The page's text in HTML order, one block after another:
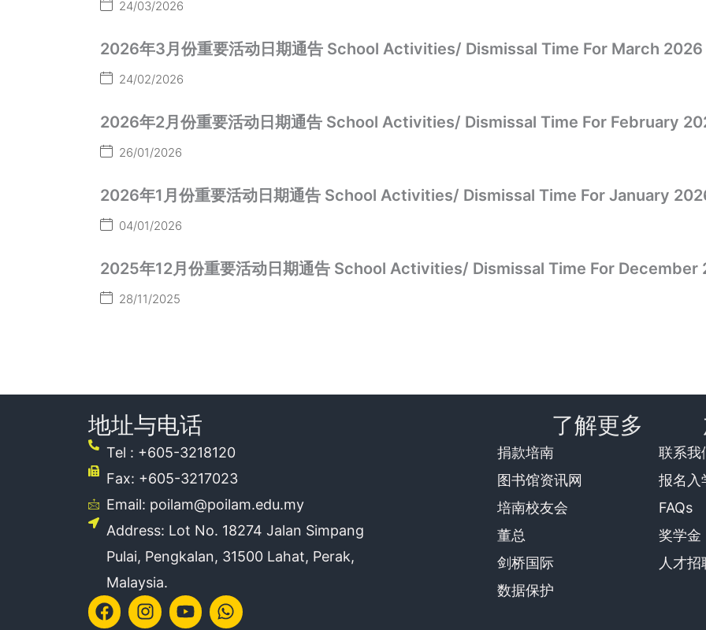
24/03/2026
2026年3月份重要活动日期通告 School Activities/ Dismissal Time For March 2026
24/02/2026
2026年2月份重要活动日期通告 School Activities/ Dismissal Time For February
26/01/2026
2026年1月份重要活动日期通告 School Activities/ Dismissal Time For January
04/01/2026
2025年12月份重要活动日期通告 School Activities/ Dismissal Time For December
28/11/2025
地址与电话
Tel : +605-3218120
Fax: +605-3217023
Email: poilam@poilam.edu.my
Address: Lot No. 18274 Jalan Simpang
Pulai, Pengkalan, 31500 Lahat, Perak,
Malaysia.
Facebook
Instagram
YoutubeWhatsapp
了解更多
捐款培南
图书馆资讯网
培南校友会
董总
剑桥国际
数据保护
联系我
报名入
FAQs
奖学金
人才招